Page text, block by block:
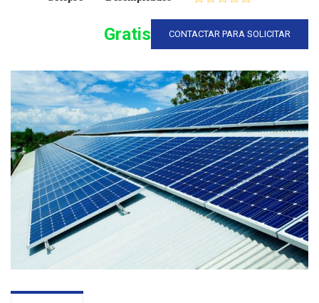
Gratis CONTACTAR PARA SOLICITAR